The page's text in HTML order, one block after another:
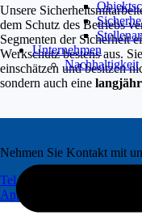
Unternehmen
Nachhaltigkeit
Unsere
dem Schutz des Betriebs
Segmenten der Sicherheit
Werkschutz bestens aus.
einschätzen und besitzen
sondern auch eine
Nehmen Sie Kontakt mit
Tel.: 0800 8770 500
Angebotsanfrage